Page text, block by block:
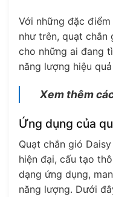
Với những đặc
như trên, quạt chắn
cho những ai đang
năng lượng hiệu
Xem thêm
Ứng dụng của
Quạt chắn gió
hiện đại, cấu tạo
dạng ứng dụng,
năng lượng. Dưới